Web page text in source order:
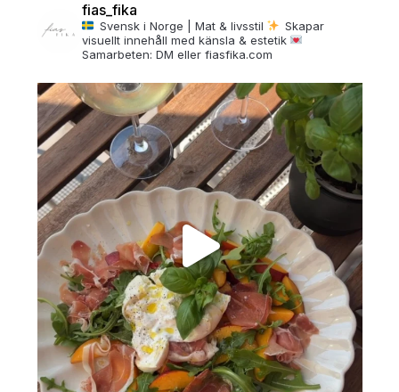
fias_fika
Svensk i Norge | Mat & livsstil
Skapar
visuellt innehåll med känsla & estetik
Samarbeten: DM eller fiasfika.com